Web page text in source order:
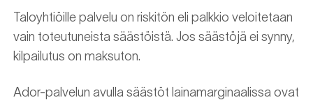
Taloyhtiöille palvelu on riskitön eli palkkio veloitetaan
vain toteutuneista säästöistä. Jos säästöjä ei synny,
kilpailutus on maksuton.
Ador-palvelun avulla säästöt lainamarginaalissa ovat